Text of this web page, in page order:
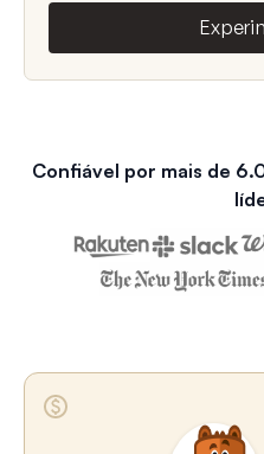
Confiável por mais de